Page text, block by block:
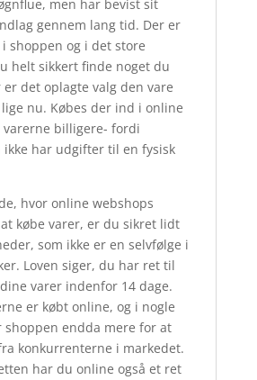
men har bevist sit
gennem lang tid. Der er
shoppen og i det store
helt sikkert finde noget du
er det oplagte valg den vare
nu. Købes der ind i online
varerne billigere- fordi
ikke har udgifter til en fysisk
hvor online webshops
købe varer, er du sikret lidt
som ikke er en selvfølge i
Loven siger, du har ret til
varer indenfor 14 dage.
er købt online, og i nogle
endda mere for at
konkurrenterne i markedet.
har du online også et ret